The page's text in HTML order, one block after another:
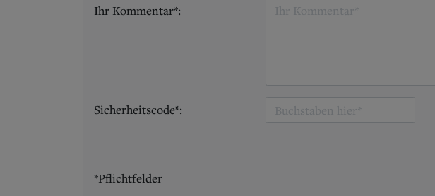
Ihr Kommentar*:
Sicherheitscode*:
*Pflichtfelder